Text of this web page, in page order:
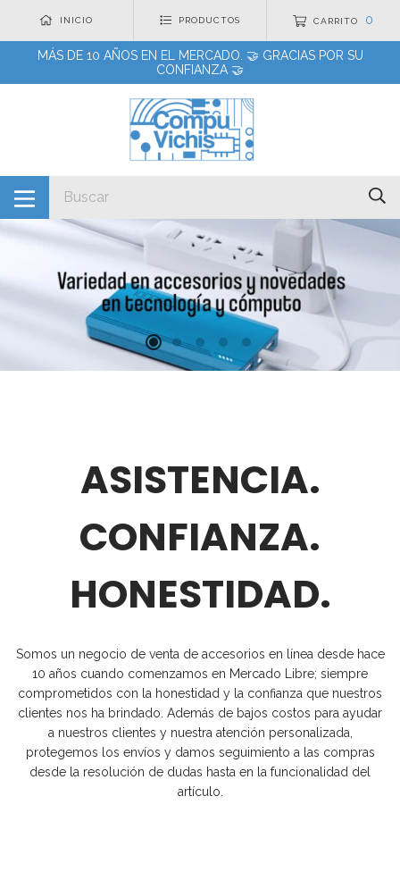
INICIO PRODUCTOS CARRITO 0
MÁS DE 10 AÑOS EN EL MERCADO. 🤝 GRACIAS POR SU
CONFIANZA 🤝
ASISTENCIA.
CONFIANZA.
HONESTIDAD.
Somos un negocio de venta de accesorios en línea desde hace
10 años cuando comenzamos en Mercado Libre; siempre
comprometidos con la honestidad y la confianza que nuestros
clientes nos ha brindado. Además de bajos costos para ayudar
a nuestros clientes y nuestra atención personalizada,
protegemos los envíos y damos seguimiento a las compras
desde la resolución de dudas hasta en la funcionalidad del
artículo.